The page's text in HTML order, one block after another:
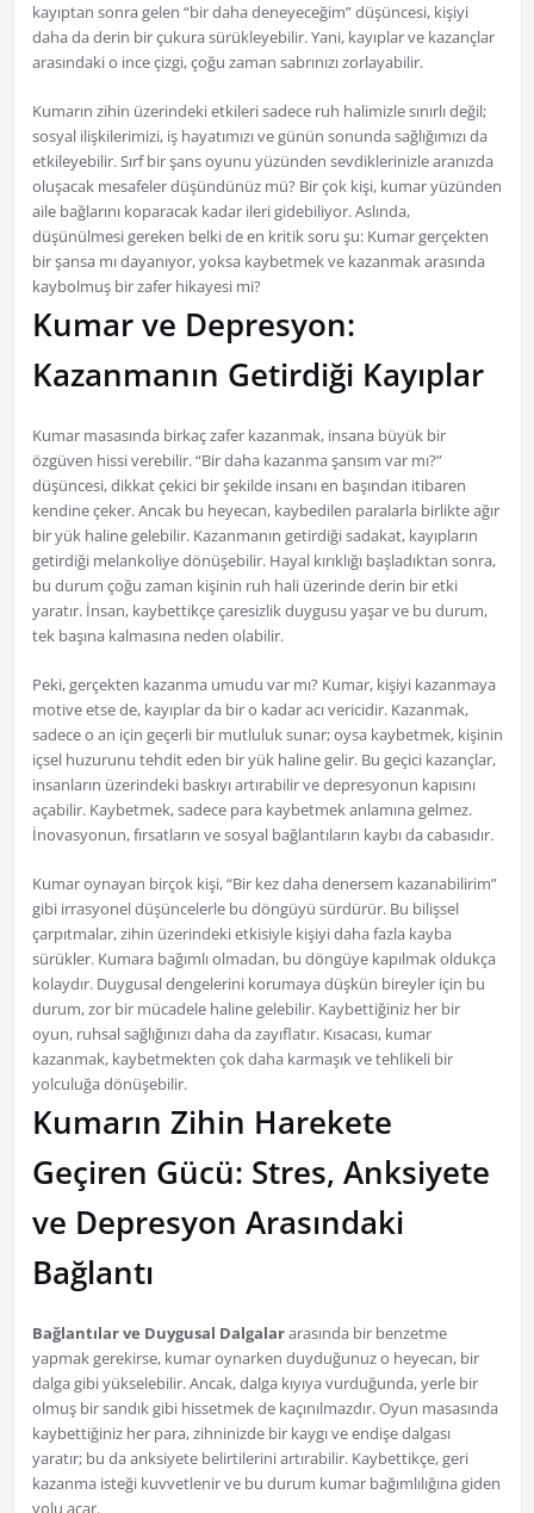
kayıptan sonra gelen “bir daha deneyeceğim” düşüncesi, kişiyi
daha da derin bir çukura sürükleyebilir. Yani, kayıplar ve kazançlar
arasındaki o ince çizgi, çoğu zaman sabrınızı zorlayabilir.
Kumarın zihin üzerindeki etkileri sadece ruh halimizle sınırlı değil;
sosyal ilişkilerimizi, iş hayatımızı ve günün sonunda sağlığımızı da
etkileyebilir. Sırf bir şans oyunu yüzünden sevdiklerinizle aranızda
oluşacak mesafeler düşündünüz mü? Bir çok kişi, kumar yüzünden
aile bağlarını koparacak kadar ileri gidebiliyor. Aslında,
düşünülmesi gereken belki de en kritik soru şu: Kumar gerçekten
bir şansa mı dayanıyor, yoksa kaybetmek ve kazanmak arasında
kaybolmuş bir zafer hikayesi mi?
Kumar ve Depresyon:
Kazanmanın Getirdiği Kayıplar
Kumar masasında birkaç zafer kazanmak, insana büyük bir
özgüven hissi verebilir. “Bir daha kazanma şansım var mı?”
düşüncesi, dikkat çekici bir şekilde insanı en başından itibaren
kendine çeker. Ancak bu heyecan, kaybedilen paralarla birlikte ağır
bir yük haline gelebilir. Kazanmanın getirdiği sadakat, kayıpların
getirdiği melankoliye dönüşebilir. Hayal kırıklığı başladıktan sonra,
bu durum çoğu zaman kişinin ruh hali üzerinde derin bir etki
yaratır. İnsan, kaybettikçe çaresizlik duygusu yaşar ve bu durum,
tek başına kalmasına neden olabilir.
Peki, gerçekten kazanma umudu var mı? Kumar, kişiyi kazanmaya
motive etse de, kayıplar da bir o kadar acı vericidir. Kazanmak,
sadece o an için geçerli bir mutluluk sunar; oysa kaybetmek, kişinin
içsel huzurunu tehdit eden bir yük haline gelir. Bu geçici kazançlar,
insanların üzerindeki baskıyı artırabilir ve depresyonun kapısını
açabilir. Kaybetmek, sadece para kaybetmek anlamına gelmez.
İnovasyonun, fırsatların ve sosyal bağlantıların kaybı da cabasıdır.
Kumar oynayan birçok kişi, “Bir kez daha denersem kazanabilirim”
gibi irrasyonel düşüncelerle bu döngüyü sürdürür. Bu bilişsel
çarpıtmalar, zihin üzerindeki etkisiyle kişiyi daha fazla kayba
sürükler. Kumara bağımlı olmadan, bu döngüye kapılmak oldukça
kolaydır. Duygusal dengelerini korumaya düşkün bireyler için bu
durum, zor bir mücadele haline gelebilir. Kaybettiğiniz her bir
oyun, ruhsal sağlığınızı daha da zayıflatır. Kısacası, kumar
kazanmak, kaybetmekten çok daha karmaşık ve tehlikeli bir
yolculuğa dönüşebilir.
Kumarın Zihin Harekete
Geçiren Gücü: Stres, Anksiyete
ve Depresyon Arasındaki
Bağlantı
Bağlantılar ve Duygusal Dalgalararasında bir benzetme
yapmak gerekirse, kumar oynarken duyduğunuz o heyecan, bir
dalga gibi yükselebilir. Ancak, dalga kıyıya vurduğunda, yerle bir
olmuş bir sandık gibi hissetmek de kaçınılmazdır. Oyun masasında
kaybettiğiniz her para, zihninizde bir kaygı ve endişe dalgası
yaratır; bu da anksiyete belirtilerini artırabilir. Kaybettikçe, geri
kazanma isteği kuvvetlenir ve bu durum kumar bağımlılığına giden
yolu açar.